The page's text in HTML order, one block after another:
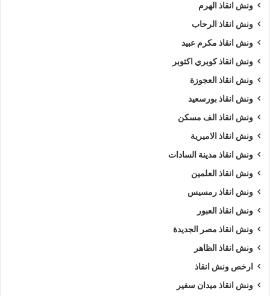
ونش انقاذ الهرم
ونش انقاذ الرحاب
ونش انقاذ مكرم عبيد
ونش انقاذ كوبري اكتوبر
ونش انقاذ العجوزة
ونش انقاذ بورسعيد
ونش انقاذ الف مسكن
ونش انقاذ الاميرية
ونش انقاذ مدينة السادات
ونش انقاذ العلمين
ونش انقاذ رمسيس
ونش انقاذ العبور
ونش انقاذ مصر الجديدة
ونش انقاذ الظاهر
ارخص ونش انقاذ
ونش انقاذ ميدان سفير